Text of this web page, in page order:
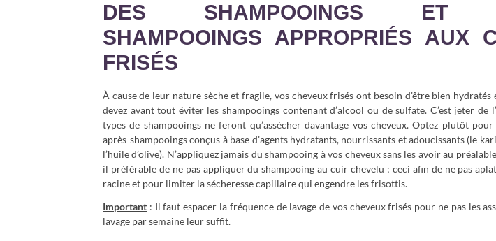
DES SHAMPOOINGS ET
SHAMPOOINGS APPROPRIÉS AUX
FRISÉS
À cause de leur nature sèche et fragile, vos cheveux frisés ont besoin d’être bien
devez avant tout éviter les shampooings contenant d’alcool ou de sulfate. C’est jeter de
types de shampooings ne feront qu’assécher davantage vos cheveux. Optez plutôt
après-shampooings conçus à base d’agents hydratants, nourrissants et adoucissants (le
l’huile d’olive). N’appliquez jamais du shampooing à vos cheveux sans les avoir au
il préférable de ne pas appliquer du shampooing au cuir chevelu ; ceci afin de ne pas
racine et pour limiter la sécheresse capillaire qui engendre les frisottis.
Important : Il faut espacer la fréquence de lavage de vos cheveux frisés pour ne pas les
lavage par semaine leur suffit.